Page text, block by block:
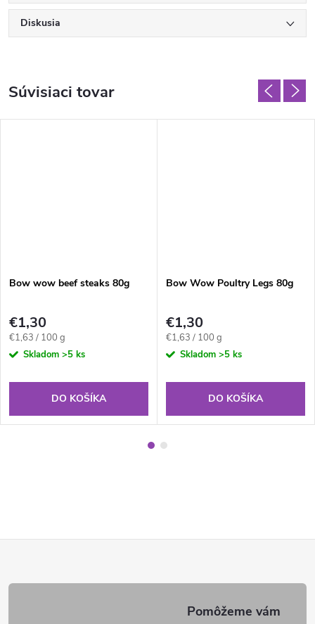
Diskusia
Súvisiaci tovar
Bow wow beef steaks 80g
€1,30
Jednotková
cena:
€1,63 / 100 g
Skladom >5 ks
DO KOŠÍKA
Bow Wow Poultry Legs 80g
€1,30
Jednotková
cena:
€1,63 / 100 g
Skladom >5 ks
DO KOŠÍKA
á